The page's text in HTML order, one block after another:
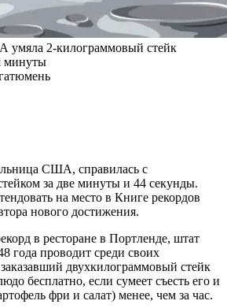
умяла 2-килограммовый стейк
минуты
США, справилась с
за две минуты и 44 секунды.
на место в Книге рекордов
нового достижения.
в ресторане в Портленде, штат
года проводит среди своих
двухкилограммовый стейк
бесплатно, если сумеет съесть его и
фри и салат) менее, чем за час.